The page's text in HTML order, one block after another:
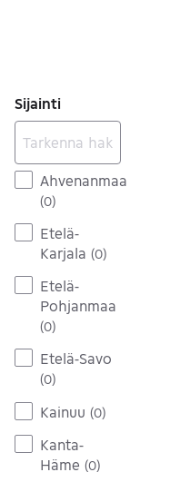
Sijainti
Ahvenanmaa
(0)
Etelä-
Karjala (0)
Etelä-
Pohjanmaa
(0)
Etelä-Savo
(0)
Kainuu (0)
Kanta-
Häme (0)